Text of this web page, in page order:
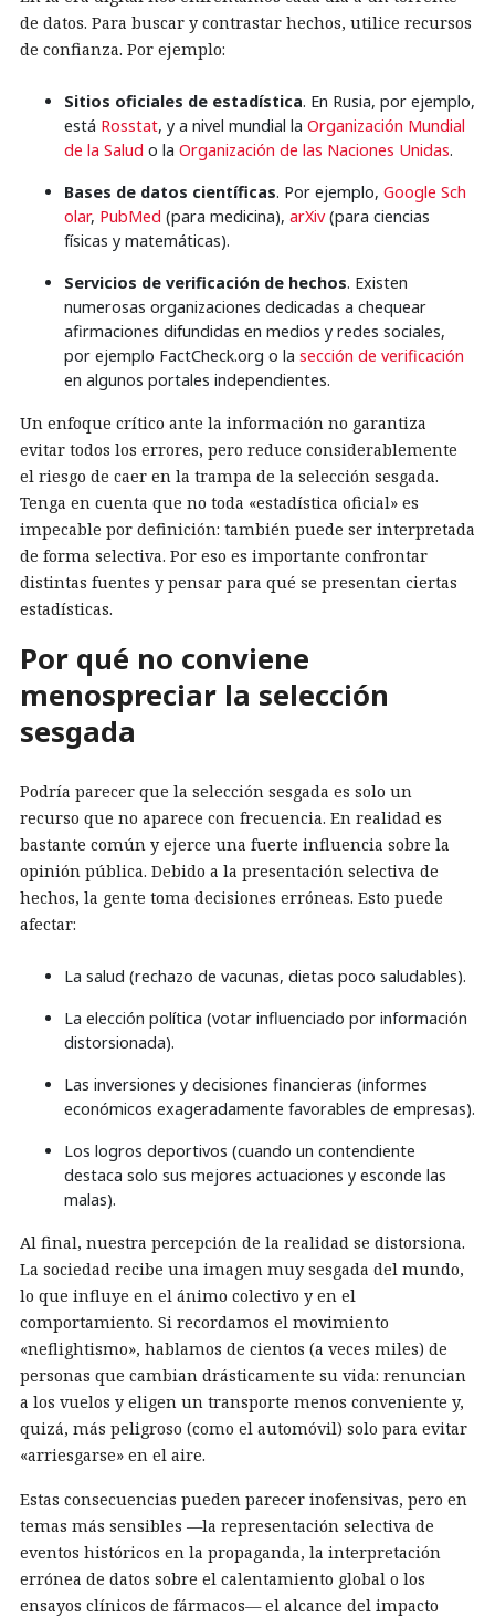
de datos. Para buscar y contrastar hechos, utilice recursos
de confianza. Por ejemplo:
Sitios oficiales de estadística. En Rusia, por ejemplo,
está Rosstat, y a nivel mundial la Organización Mundial
de la Salud o la Organización de las Naciones Unidas.
Bases de datos científicas. Por ejemplo, Google Sch
olar, PubMed (para medicina), arXiv(para ciencias
físicas y matemáticas).
Servicios de verificación de hechos. Existen
numerosas organizaciones dedicadas a chequear
afirmaciones difundidas en medios y redes sociales,
por ejemplo FactCheck.org o la sección de verificación
en algunos portales independientes.
Un enfoque crítico ante la información no garantiza
evitar todos los errores, pero reduce considerablemente
el riesgo de caer en la trampa de la selección sesgada.
Tenga en cuenta que no toda «estadística oficial» es
impecable por definición: también puede ser interpretada
de forma selectiva. Por eso es importante confrontar
distintas fuentes y pensar para qué se presentan ciertas
estadísticas.
Por qué no conviene
menospreciar la selección
sesgada
Podría parecer que la selección sesgada es solo un
recurso que no aparece con frecuencia. En realidad es
bastante común y ejerce una fuerte influencia sobre la
opinión pública. Debido a la presentación selectiva de
hechos, la gente toma decisiones erróneas. Esto puede
afectar:
La salud (rechazo de vacunas, dietas poco saludables).
La elección política (votar influenciado por información
distorsionada).
Las inversiones y decisiones financieras (informes
económicos exageradamente favorables de empresas).
Los logros deportivos (cuando un contendiente
destaca solo sus mejores actuaciones y esconde las
malas).
Al final, nuestra percepción de la realidad se distorsiona.
La sociedad recibe una imagen muy sesgada del mundo,
lo que influye en el ánimo colectivo y en el
comportamiento. Si recordamos el movimiento
«neflightismo», hablamos de cientos (a veces miles) de
personas que cambian drásticamente su vida: renuncian
a los vuelos y eligen un transporte menos conveniente y,
quizá, más peligroso (como el automóvil) solo para evitar
«arriesgarse» en el aire.
Estas consecuencias pueden parecer inofensivas, pero en
temas más sensibles —la representación selectiva de
eventos históricos en la propaganda, la interpretación
errónea de datos sobre el calentamiento global o los
ensayos clínicos de fármacos— el alcance del impacto